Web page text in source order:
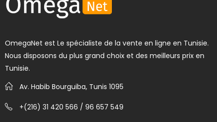
OmegaNet est Le spécialiste de la vente en ligne en Tunisie.
Nous disposons du plus grand choix et des meilleurs prix en
Tunisie.
Av. Habib Bourguiba, Tunis 1095
+(216) 31 420 566 / 96 657 549